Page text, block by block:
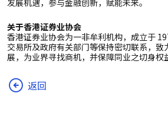
关于香港证券业协会
香港证券业协会为一非牟利机构，成立于
交易所及政府有关部门等保持密切联系，致
展，为业界寻找商机，并保障同业之切身权
返回